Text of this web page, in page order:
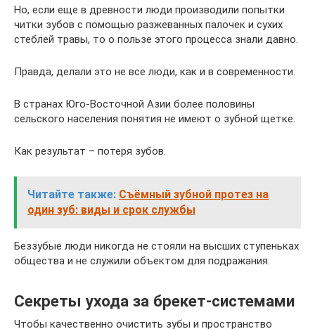
Но, если еще в древности люди производили попытки
читки зубов с помощью разжеванных палочек и сухих
стеблей травы, то о пользе этого процесса знали давно.
Правда, делали это не все люди, как и в современности.
В странах Юго-Восточной Азии более половины
сельского населения понятия не имеют о зубной щетке.
Как результат – потеря зубов.
Читайте также: Съёмный зубной протез на
один зуб: виды и срок службы
Беззубые люди никогда не стояли на высших ступеньках
общества и не служили объектом для подражания.
Секреты ухода за брекет-системами
Чтобы качественно очистить зубы и пространство